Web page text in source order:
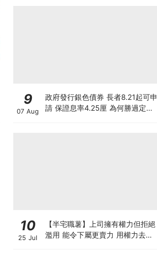
9
07 Aug
政府發行銀色債券 長者8.21起可申
請 保證息率4.25厘 為何勝過定存
10
25 Jul
【半宅職薯】上司擁有權力但拒絕
濫用 能令下屬更賣力 用權力去迫